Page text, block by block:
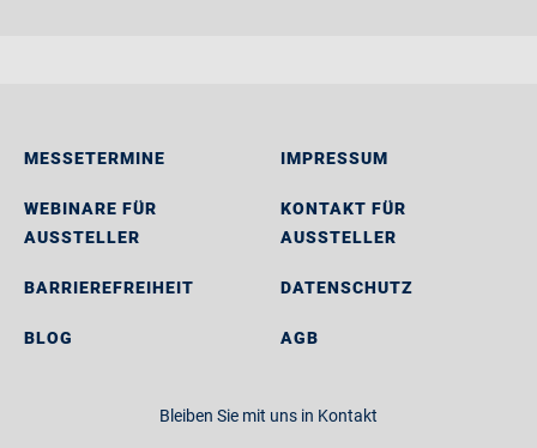
MESSETERMINE
WEBINARE FÜR
AUSSTELLER
BARRIEREFREIHEIT
BLOG
IMPRESSUM
KONTAKT FÜR
AUSSTELLER
DATENSCHUTZ
AGB
Bleiben Sie mit uns in Kontakt